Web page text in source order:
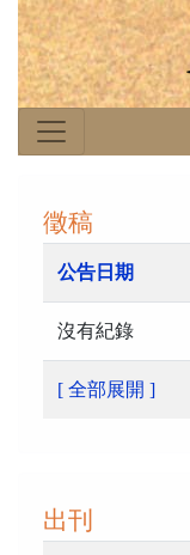
徵稿
公告日期
沒有紀錄
[ 全部展開 ]
出刊